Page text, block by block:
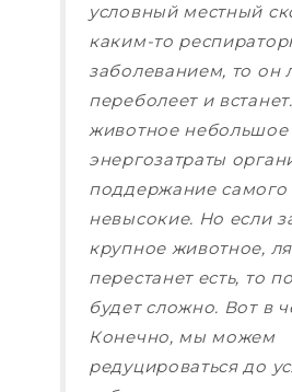
условный местный
каким-то
заболеванием, то он
переболеет и
животное небольшое
энергозатраты
поддержание самого
невысокие. Но если
крупное животное,
перестанет есть, то
будет сложно. Вот в
Конечно, мы можем
редуцироваться до